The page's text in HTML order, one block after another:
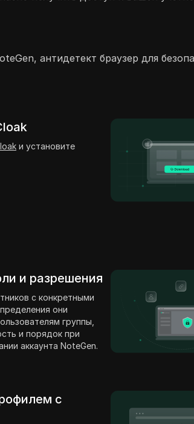
антидетект браузер для
и установите
и разрешения
с конкретными
они
группы,
и порядок при
аккаунта NoteGen.
с